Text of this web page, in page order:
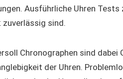
Ausführliche Uhren
sind.
Chronographen sind
der Uhren.